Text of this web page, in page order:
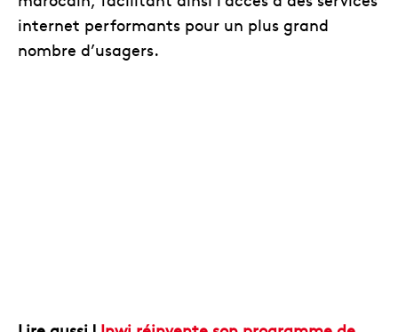
internet performants pour un plus grand
nombre d’usagers.